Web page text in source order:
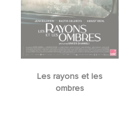
Les rayons et les
ombres